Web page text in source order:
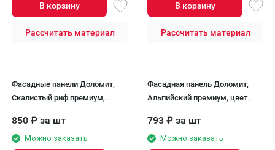
В корзину
Рассчитать материал
В корзину
Рассчитать материал
Фасадные панели Доломит,
Скалистый риф премиум,
850 ₽ за шт
Можно заказать
Фасадная панель Доломит,
Альпийский премиум, цвет
793 ₽ за шт
Можно заказать